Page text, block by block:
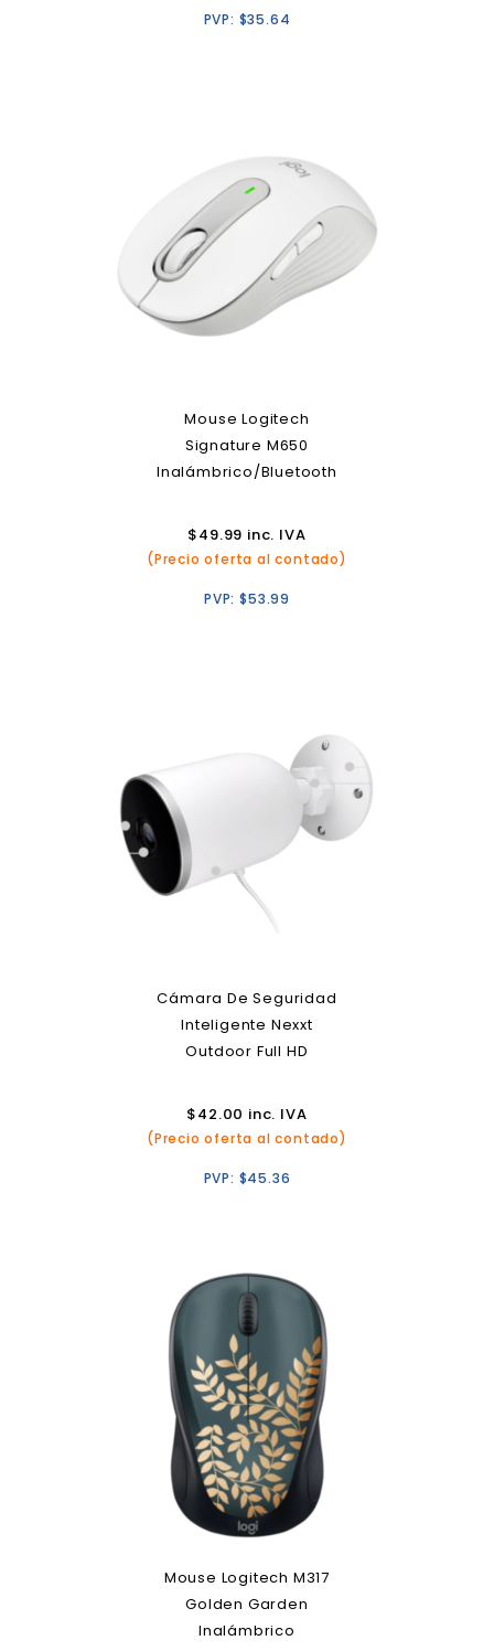
PVP: $35.64
Mouse Logitech
Signature M650
Inalámbrico/Bluetooth
$49.99 inc. IVA
(Precio oferta al contado)
PVP:$53.99
Cámara De Seguridad
Inteligente Nexxt
Outdoor Full HD
$42.00 inc. IVA
(Precio oferta al contado)
PVP: $45.36
Mouse Logitech M317
Golden Garden
Inalámbrico